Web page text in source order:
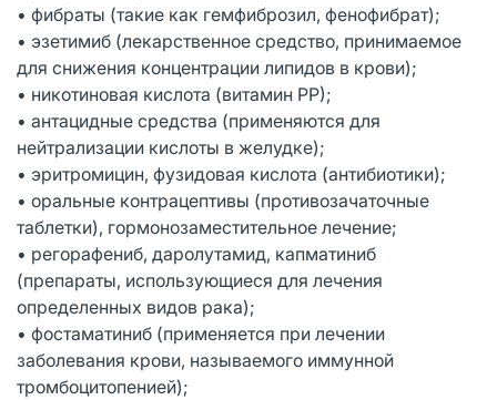
• фибраты (такие как гемфиброзил, фенофибрат);
• эзетимиб (лекарственное средство, принимаемое
для снижения концентрации липидов в крови);
• никотиновая кислота (витамин РР);
• антацидные средства (применяются для
нейтрализации кислоты в желудке);
• эритромицин, фузидовая кислота (антибиотики);
• оральные контрацептивы (противозачаточные
таблетки), гормонозаместительное лечение;
• регорафениб, даролутамид, капматиниб
(препараты, использующиеся для лечения
определенных видов рака);
• фостаматиниб (применяется при лечении
заболевания крови, называемого иммунной
тромбоцитопенией);